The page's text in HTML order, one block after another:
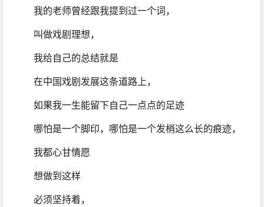
我的老师曾经跟我提到过一个词，
叫做戏剧理想，
我给自己的总结就是
在中国戏剧发展这条道路上，
如果我一生能留下自己一点点的足迹
哪怕是一个脚印，哪怕是一个发梢这么长的痕迹，
我都心甘情愿
想做到这样
必须坚持着，